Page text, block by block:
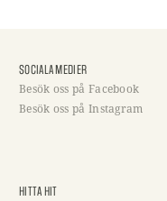
SOCIALA MEDIER
Besök oss på Facebook
Besök oss på Instagram
HITTA HIT